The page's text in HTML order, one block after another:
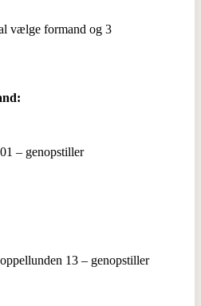
vælge formand og 3
– genopstiller
13 – genopstiller